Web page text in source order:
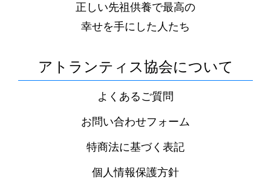
正しい先祖供養で最高の
幸せを手にした人たち
アトランティス協会について
よくあるご質問
お問い合わせフォーム
特商法に基づく表記
個人情報保護方針